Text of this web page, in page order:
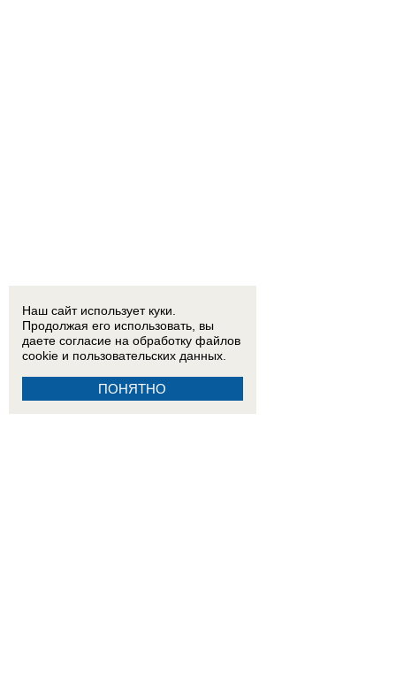
Наш сайт использует куки.
Продолжая его использовать, вы
даете согласие на обработку файлов
cookie и пользовательских данных.
ПОНЯТНО